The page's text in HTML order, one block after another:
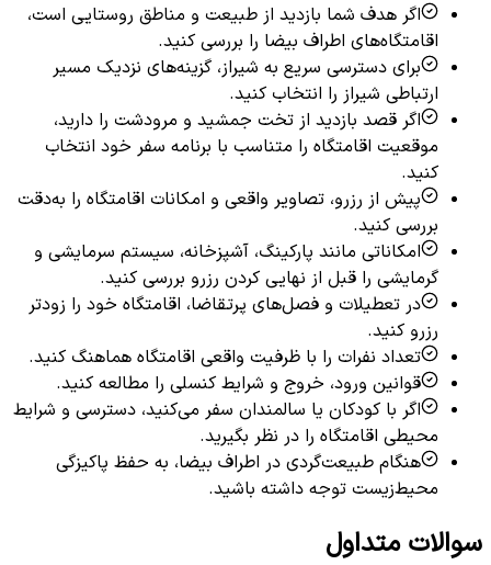
اگر هدف شما بازدید از طبیعت و مناطق روستایی است،
اقامتگاه‌های اطراف بیضا را بررسی کنید.
برای دسترسی سریع به شیراز، گزینه‌های نزدیک مسیر
ارتباطی شیراز را انتخاب کنید.
اگر قصد بازدید از تخت جمشید و مرودشت را دارید،
موقعیت اقامتگاه را متناسب با برنامه سفر خود انتخاب
کنید.
پیش از رزرو، تصاویر واقعی و امکانات اقامتگاه را به‌دقت
بررسی کنید.
امکاناتی مانند پارکینگ، آشپزخانه، سیستم سرمایشی و
گرمایشی را قبل از نهایی کردن رزرو بررسی کنید.
در تعطیلات و فصل‌های پرتقاضا، اقامتگاه خود را زودتر
رزرو کنید.
تعداد نفرات را با ظرفیت واقعی اقامتگاه هماهنگ کنید.
قوانین ورود، خروج و شرایط کنسلی را مطالعه کنید.
اگر با کودکان یا سالمندان سفر می‌کنید، دسترسی و شرایط
محیطی اقامتگاه را در نظر بگیرید.
هنگام طبیعت‌گردی در اطراف بیضا، به حفظ پاکیزگی
محیط‌زیست توجه داشته باشید.
سوالات متداول